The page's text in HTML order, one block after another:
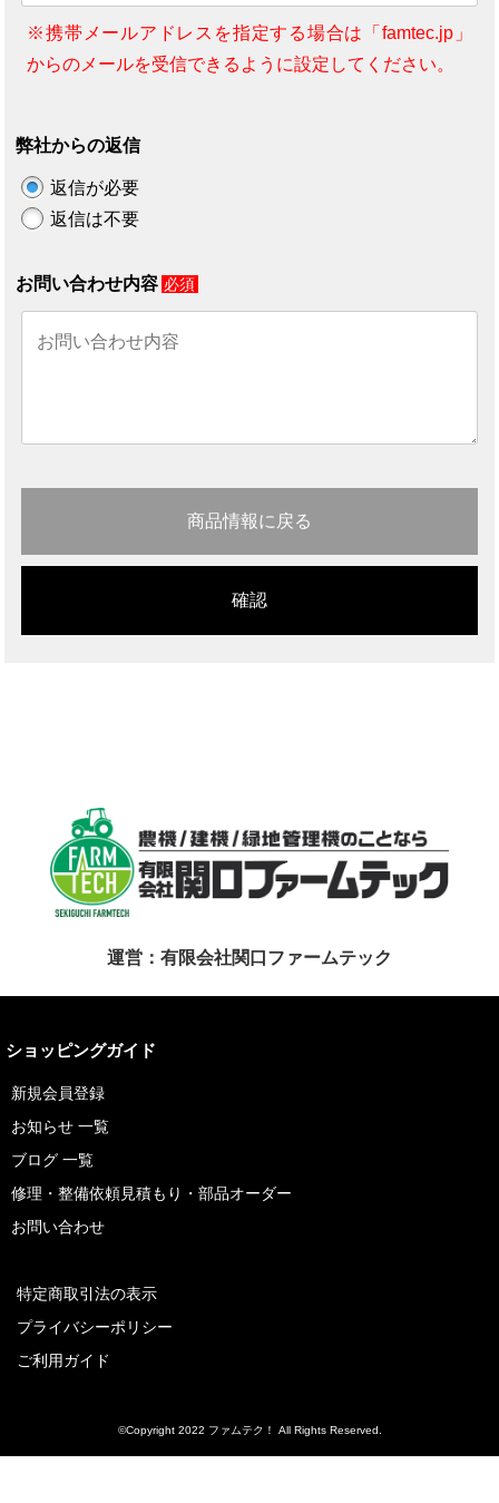
※携帯メールアドレスを指定する場合は「famtec.jp」
からのメールを受信できるように設定してください。
弊社からの返信
返信が必要
返信は不要
お問い合わせ内容 必須
商品情報に戻る
運営：有限会社関口ファームテック
ショッピングガイド
新規会員登録
お知らせ 一覧
ブログ 一覧
修理・整備依頼見積もり・部品オーダー
お問い合わせ
特定商取引法の表示
プライバシーポリシー
ご利用ガイド
©Copyright 2022 ファムテク！ All Rights Reserved.